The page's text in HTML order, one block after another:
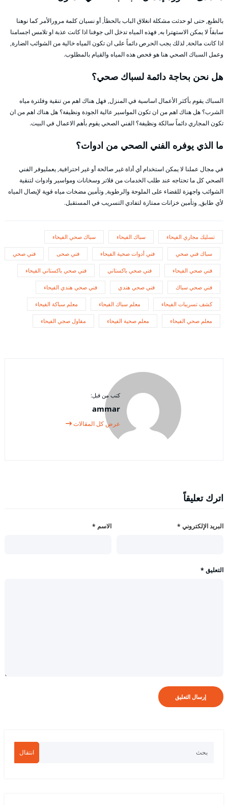
بالطبع, حتى لو حدثت مشكلة انغلاق الباب بالحطأ, أو نسيان كلمة مرورالأمر كما نوهنا
سابقاً لا يمكن الاستهترا به, فهذه المياه تدخل الى جوفنا اذا كانت عذبة او تلامس اجسامنا
اذا كانت مالحة, لذلك يجب الحرص دائماً على ان تكون المياه خالية من الشوائب الضارة,
وعمل السباك الصحي هنا هو فحص هذه المياه والقيام بالمطلوب.
هل نحن بحاجة دائمة لسباك صحي؟
السباك يقوم بأكثر الأعمال اساسية في المنزل, فهل هناك اهم من تنقية وفلترة مياه
الشرب؟ هل هناك اهم من ان تكون المواسير عالية الجودة ونظيفة؟ هل هناك اهم من ان
تكون المجاري دائماً سالكة ونظيفة؟ الفني الصحي يقوم بأهم الاعمال في البيت.
ما الذي يوفره الفني الصحي من ادوات؟
في مجال عملنا لا يمكن استخدام أي أداة غير صالحة أو غير احترافية, يعمليوفر الفني
الصحي كل ما تحتاجه عند طلب الخدمات من فلاتر وسخانات ومواسير وادوات لتنقية
الشوائب واجهزة للقضاء على الملوحة والرطوبة, وتأمين مضخات مياه قوية لإيصال المياه
لأي طابق, وتأمين خزانات ممتازة لتفادي التسريب في المستقبل.
تسليك مجاري الفيحاء سباك الفيحاء سباك صحي الفيحاء
سباك فني صحي فني أدوات صحية الفيحاء فني صحى فني صحي
فني صحي الفيحاء فني صحي باكستاني فني صحي باكستاني الفيحاء
فني صحي سباك فني صحي هندي فني صحي هندي الفيحاء
كشف تسريبات الفيحاء معلم سباك الفيحاء معلم سباكة الفيحاء
معلم صحي الفيحاء معلم صحية الفيحاء مقاول صجي الفيحاء
كتب من قبل:
ammar
عرض كل المقالات
اترك تعليقاً
الاسم * البريد الإلكتروني *
التعليق *
انتقال